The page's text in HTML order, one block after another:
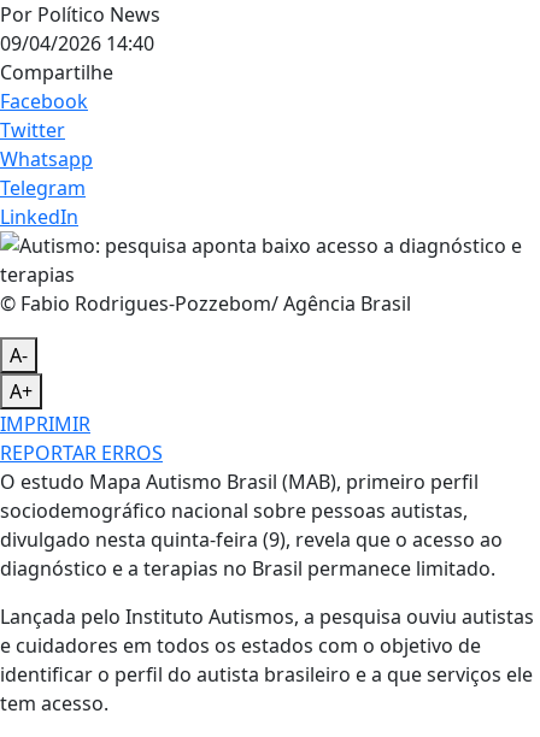
Por Político News
09/04/2026 14:40
Compartilhe
Facebook
Twitter
Whatsapp
Telegram
LinkedIn
© Fabio Rodrigues-Pozzebom/ Agência Brasil
A-
A+
IMPRIMIR
REPORTAR ERROS
O estudo Mapa Autismo Brasil (MAB), primeiro perfil
sociodemográfico nacional sobre pessoas autistas,
divulgado nesta quinta-feira (9), revela que o acesso ao
diagnóstico e a terapias no Brasil permanece limitado.
Lançada pelo Instituto Autismos, a pesquisa ouviu autistas
e cuidadores em todos os estados com o objetivo de
identificar o perfil do autista brasileiro e a que serviços ele
tem acesso.